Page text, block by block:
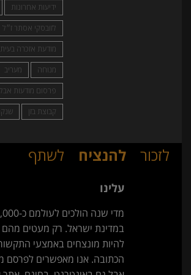
ידיעות אחרונות
לזובסקי אסתר ז״ל
מודעת אזכרה
מנוחה
מעריב
פרסום מודעות
קבוצת בזן
לזכור להנציח לשתף
עלינו
במדינת ישראל. רק מעטים מהם
להיות מונצחים באמצעי
הכתובה. אנו מאפשרים לפרסם